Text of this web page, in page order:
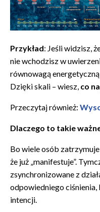
Przykład: Jeśli widzisz,
nie wchodzisz w
równowagą
Dzięki skali – wiesz, co
Przeczytaj również:
Dlaczego to takie
Bo wiele osób
że już „manifestuje”.
zsynchronizowane z
odpowiedniego
intencji.